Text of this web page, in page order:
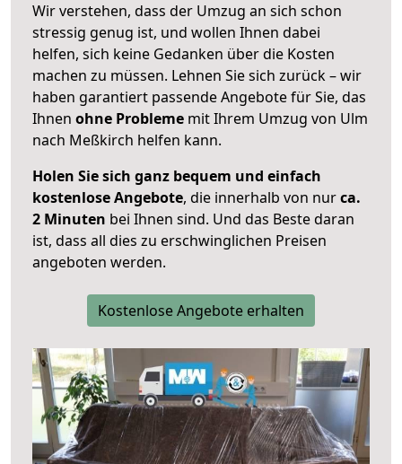
Wir verstehen, dass der Umzug an sich schon
stressig genug ist, und wollen Ihnen dabei
helfen, sich keine Gedanken über die Kosten
machen zu müssen. Lehnen Sie sich zurück – wir
haben garantiert passende Angebote für Sie, das
Ihnen ohne Probleme mit Ihrem Umzug von Ulm
nach Meßkirch helfen kann.
Holen Sie sich ganz bequem und einfach
kostenlose Angebote, die innerhalb von nurca.
2 Minuten bei Ihnen sind. Und das Beste daran
ist, dass all dies zu erschwinglichen Preisen
angeboten werden.
Kostenlose Angebote erhalten